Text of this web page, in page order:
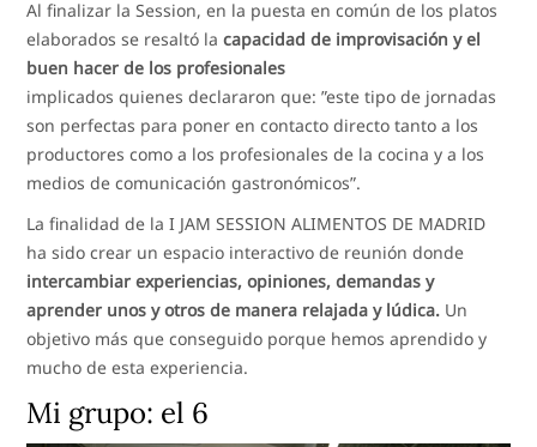
Al finalizar la Session, en la puesta en común de los platos
elaborados se resaltó lacapacidad de improvisación y el
buen hacer de los profesionales
implicados quienes declararon que: ”este tipo de jornadas
son perfectas para poner en contacto directo tanto a los
productores como a los profesionales de la cocina y a los
medios de comunicación gastronómicos”.
La finalidad de la I JAM SESSION ALIMENTOS DE MADRID
ha sido crear un espacio interactivo de reunión donde
intercambiar experiencias, opiniones, demandas y
aprender unos y otros de manera relajada y lúdica. Un
objetivo más que conseguido porque hemos aprendido y
mucho de esta experiencia.
Mi grupo: el 6